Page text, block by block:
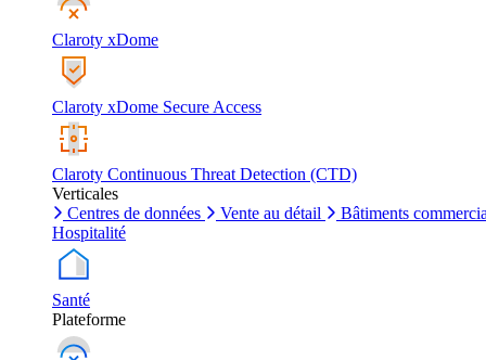
Claroty xDome
Claroty xDome Secure Access
Claroty Continuous Threat Detection (CTD)
Verticales
Centres de données
Vente au détail
Bâtiments
Hospitalité
Santé
Plateforme